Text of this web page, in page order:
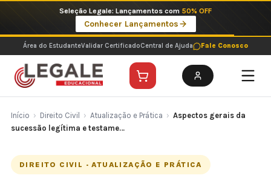
o
conteúdo
Seleção Legale: Lançamentos com 50% OFF
Conhecer Lançamentos
Área do EstudanteValidar CertificadoCentral de Ajuda Fale Conosco
Início › Direito Civil › Atualização e Prática › Aspectos gerais da
sucessão legítima e testame…
DIREITO CIVIL · ATUALIZAÇÃO E PRÁTICA